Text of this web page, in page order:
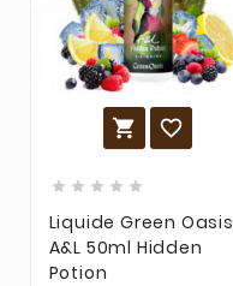
 
    
Liquide Green Oasis
A&L 50ml Hidden
Potion